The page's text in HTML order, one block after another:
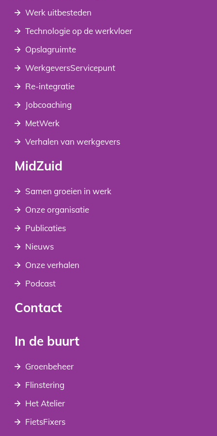
Werk uitbesteden
Technologie op de werkvloer
Opslagruimte
WerkgeversServicepunt
Re-integratie
Jobcoaching
MetWerk
Verhalen van werkgevers
MidZuid
Samen groeien in werk
Onze organisatie
Publicaties
Nieuws
Onze verhalen
Podcast
Contact
In de buurt
Groenbeheer
Flinstering
Het Atelier
FietsFixers